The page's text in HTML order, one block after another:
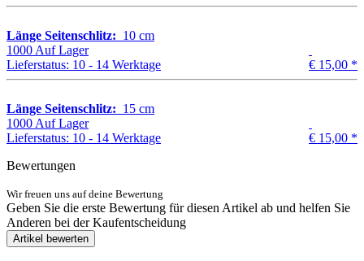
Länge Seitenschlitz: 10 cm
1000 Auf Lager
Lieferstatus: 10 - 14 Werktage
€ 15,00 *
Länge Seitenschlitz: 15 cm
1000 Auf Lager
Lieferstatus: 10 - 14 Werktage
€ 15,00 *
Bewertungen
Wir freuen uns auf deine Bewertung
Geben Sie die erste Bewertung für diesen Artikel ab und helfen Sie
Anderen bei der Kaufentscheidung
Artikel bewerten